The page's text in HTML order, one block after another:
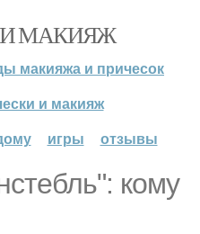
МАКИЯЖ
макияжа и причесок
и макияж
игры отзывы
кому